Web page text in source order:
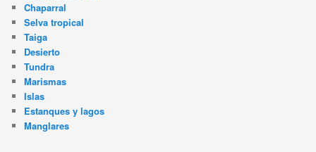
Chaparral
Selva tropical
Taiga
Desierto
Tundra
Marismas
Islas
Estanques y lagos
Manglares